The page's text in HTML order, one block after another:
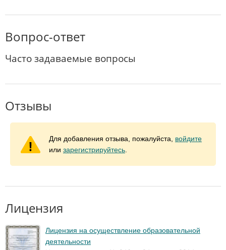
Вопрос-ответ
Часто задаваемые вопросы
Отзывы
Для добавления отзыва, пожалуйста, войдите
или зарегистрируйтесь
Лицензия
Лицензия на осуществление образовательной
деятельности